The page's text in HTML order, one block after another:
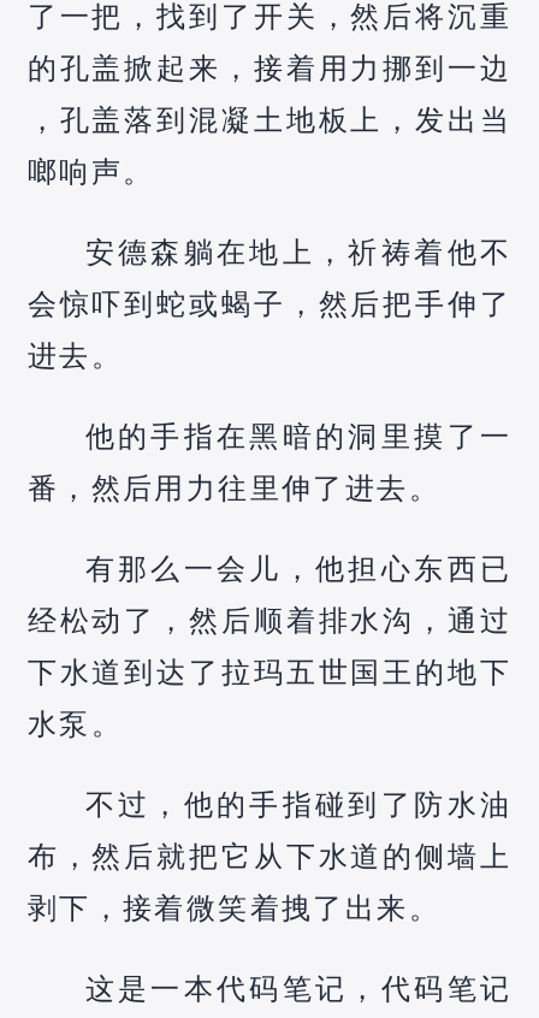
了一把，找到了开关，然后将沉重
的孔盖掀起来，接着用力挪到一边
，孔盖落到混凝土地板上，发出当
啷响声。
安德森躺在地上，祈祷着他不
会惊吓到蛇或蝎子，然后把手伸了
进去。
他的手指在黑暗的洞里摸了一
番，然后用力往里伸了进去。
有那么一会儿，他担心东西已
经松动了，然后顺着排水沟，通过
下水道到达了拉玛五世国王的地下
水泵。
不过，他的手指碰到了防水油
布，然后就把它从下水道的侧墙上
剥下，接着微笑着拽了出来。
这是一本代码笔记，代码笔记